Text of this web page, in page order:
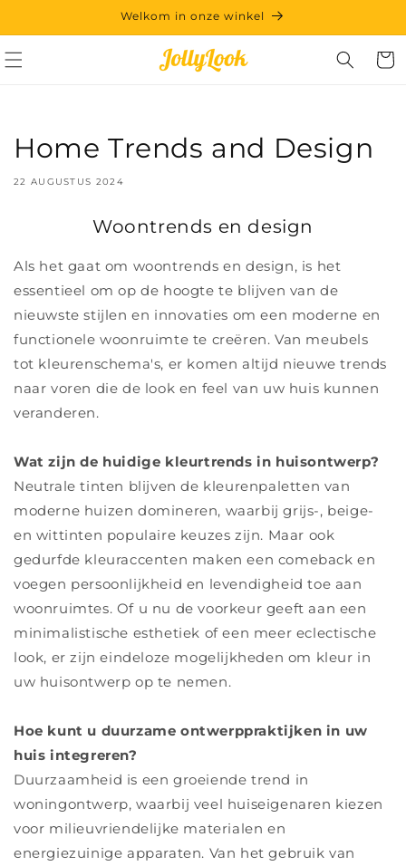
content
Welkom in onze winkel
Home Trends and Design
22 AUGUSTUS 2024
Woontrends en design
Als het gaat om woontrends en design, is het
essentieel om op de hoogte te blijven van de
nieuwste stijlen en innovaties om een ​​moderne en
functionele woonruimte te creëren. Van meubels
tot kleurenschema's, er komen altijd nieuwe trends
naar voren die de look en feel van uw huis kunnen
veranderen.
Wat zijn de huidige kleurtrends in huisontwerp?
Neutrale tinten blijven de kleurenpaletten van
moderne huizen domineren, waarbij grijs-, beige-
en wittinten populaire keuzes zijn. Maar ook
gedurfde kleuraccenten maken een comeback en
voegen persoonlijkheid en levendigheid toe aan
woonruimtes. Of u nu de voorkeur geeft aan een
minimalistische esthetiek of een meer eclectische
look, er zijn eindeloze mogelijkheden om kleur in
uw huisontwerp op te nemen.
Hoe kunt u duurzame ontwerppraktijken in uw
huis integreren?
Duurzaamheid is een groeiende trend in
woningontwerp, waarbij veel huiseigenaren kiezen
voor milieuvriendelijke materialen en
energiezuinige apparaten. Van het gebruik van